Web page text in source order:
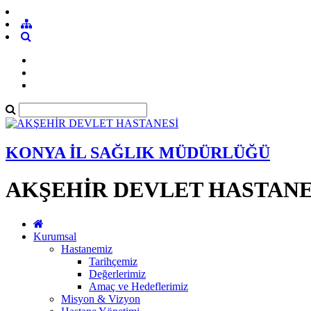
KONYA İL SAĞLIK MÜDÜRLÜĞÜ
AKŞEHİR DEVLET
Kurumsal
Hastanemiz
Tarihçemiz
Değerlerimiz
Amaç ve Hedeflerimiz
Misyon & Vizyon